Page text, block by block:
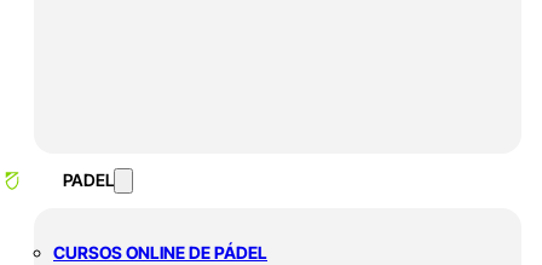
PADEL
CURSOS ONLINE DE PÁDEL